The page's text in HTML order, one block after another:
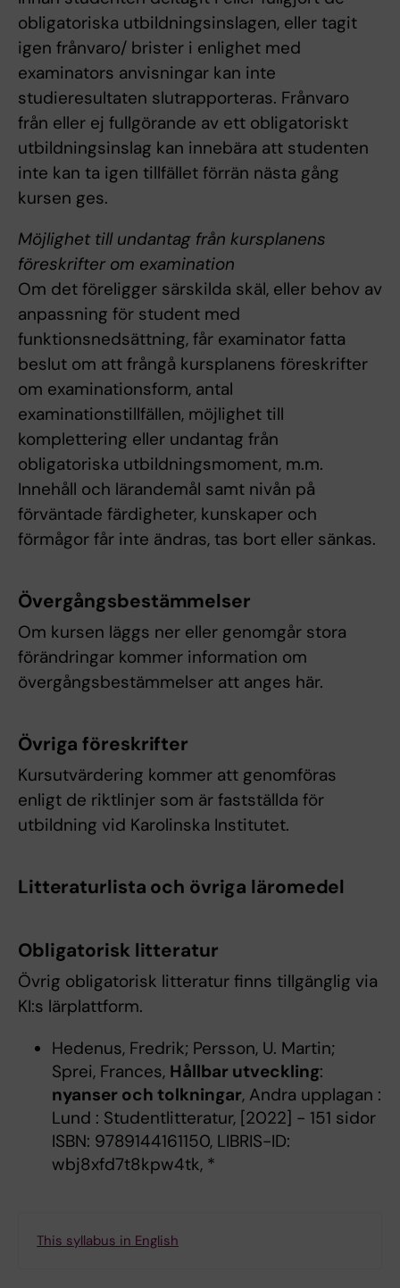
obligatoriska utbildningsinslagen, eller tagit
igen frånvaro/ brister i enlighet med
examinators anvisningar kan inte
studieresultaten slutrapporteras. Frånvaro
från eller ej fullgörande av ett obligatoriskt
utbildningsinslag kan innebära att studenten
inte kan ta igen tillfället förrän nästa gång
kursen ges.
Möjlighet till undantag från kursplanens
föreskrifter om examination
Om det föreligger särskilda skäl, eller behov av
anpassning för student med
funktionsnedsättning, får examinator fatta
beslut om att frångå kursplanens föreskrifter
om examinationsform, antal
examinationstillfällen, möjlighet till
komplettering eller undantag från
obligatoriska utbildningsmoment, m.m.
Innehåll och lärandemål samt nivån på
förväntade färdigheter, kunskaper och
förmågor får inte ändras, tas bort eller sänkas.
Övergångsbestämmelser
Om kursen läggs ner eller genomgår stora
förändringar kommer information om
övergångsbestämmelser att anges här.
Övriga föreskrifter
Kursutvärdering kommer att genomföras
enligt de riktlinjer som är fastställda för
utbildning vid Karolinska Institutet.
Litteraturlista och övriga läromedel
Obligatorisk litteratur
Övrig obligatorisk litteratur finns tillgänglig via
KI:s lärplattform.
Hedenus, Fredrik; Persson, U. Martin;
Sprei, Frances, Hållbar utveckling:
nyanser och tolkningar, Andra upplagan :
Lund : Studentlitteratur, [2022] - 151 sidor
ISBN: 9789144161150, LIBRIS-ID:
wbj8xfd7t8kpw4tk, *
This syllabus in English